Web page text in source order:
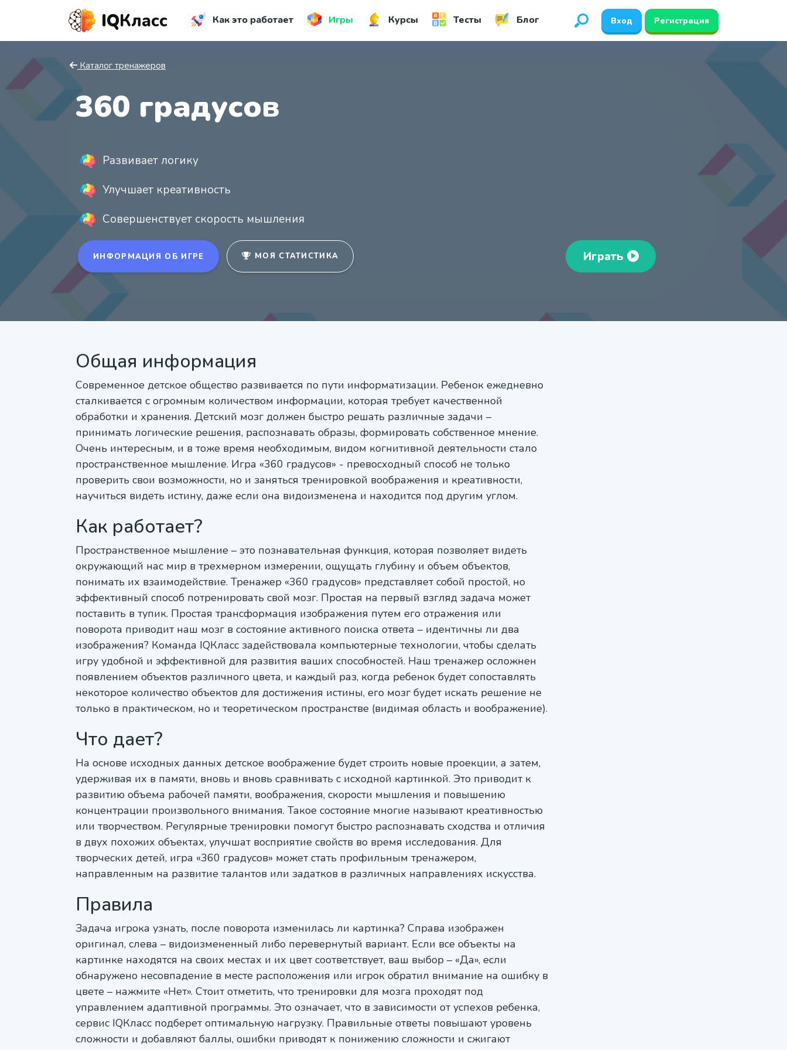
IQКласс Как это работает Игры Курсы Тесты Блог Вход Регистрация
Каталог тренажеров
360 градусов
Развивает логику
Улучшает креативность
Совершенствует скорость мышления
ИНФОРМАЦИЯ ОБ ИГРЕ МОЯ СТАТИСТИКА Играть
Общая информация
Современное детское общество развивается по пути информатизации. Ребенок ежедневно
сталкивается с огромным количеством информации, которая требует качественной
обработки и хранения. Детский мозг должен быстро решать различные задачи –
принимать логические решения, распознавать образы, формировать собственное мнение.
Очень интересным, и в тоже время необходимым, видом когнитивной деятельности стало
пространственное мышление. Игра «360 градусов» - превосходный способ не только
проверить свои возможности, но и заняться тренировкой воображения и креативности,
научиться видеть истину, даже если она видоизменена и находится под другим углом.
Как работает?
Пространственное мышление – это познавательная функция, которая позволяет видеть
окружающий нас мир в трехмерном измерении, ощущать глубину и объем объектов,
понимать их взаимодействие. Тренажер «360 градусов» представляет собой простой, но
эффективный способ потренировать свой мозг. Простая на первый взгляд задача может
поставить в тупик. Простая трансформация изображения путем его отражения или
поворота приводит наш мозг в состояние активного поиска ответа – идентичны ли два
изображения? Команда IQКласс задействовала компьютерные технологии, чтобы сделать
игру удобной и эффективной для развития ваших способностей. Наш тренажер осложнен
появлением объектов различного цвета, и каждый раз, когда ребенок будет сопоставлять
некоторое количество объектов для достижения истины, его мозг будет искать решение не
только в практическом, но и теоретическом пространстве (видимая область и воображение).
Что дает?
На основе исходных данных детское воображение будет строить новые проекции, а затем,
удерживая их в памяти, вновь и вновь сравнивать с исходной картинкой. Это приводит к
развитию объема рабочей памяти, воображения, скорости мышления и повышению
концентрации произвольного внимания. Такое состояние многие называют креативностью
или творчеством. Регулярные тренировки помогут быстро распознавать сходства и отличия
в двух похожих объектах, улучшат восприятие свойств во время исследования. Для
творческих детей, игра «360 градусов» может стать профильным тренажером,
направленным на развитие талантов или задатков в различных направлениях искусства.
Правила
Задача игрока узнать, после поворота изменилась ли картинка? Справа изображен
оригинал, слева – видоизмененный либо перевернутый вариант. Если все объекты на
картинке находятся на своих местах и их цвет соответствует, ваш выбор – «Да», если
обнаружено несовпадение в месте расположения или игрок обратил внимание на ошибку в
цвете – нажмите «Нет». Стоит отметить, что тренировки для мозга проходят под
управлением адаптивной программы. Это означает, что в зависимости от успехов ребенка,
сервис IQКласс подберет оптимальную нагрузку. Правильные ответы повышают уровень
сложности и добавляют баллы, ошибки приводят к понижению сложности и сжигают